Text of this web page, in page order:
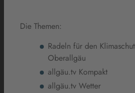
Die Themen:
Radeln für den
Oberallgäu
allgäu.tv Kompakt
allgäu.tv Wetter